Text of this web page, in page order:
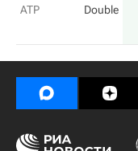
ATP
Double